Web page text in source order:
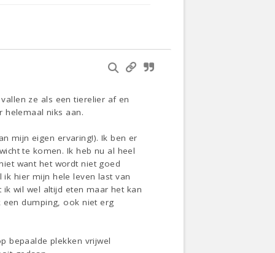
ze als een tierelier af en
helemaal niks aan.
mijn eigen ervaring!). Ik ben er
te komen. Ik heb nu al heel
want het wordt niet goed
hier mijn hele leven last van
wil wel altijd eten maar het kan
dumping, ook niet erg
bepaalde plekken vrijwel